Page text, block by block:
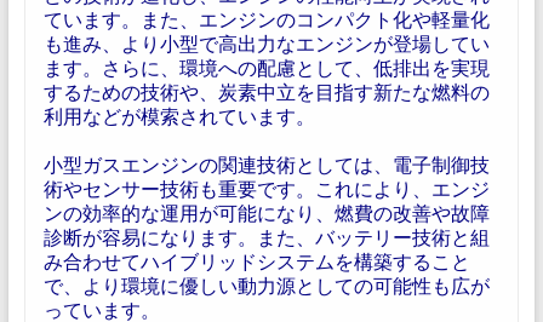
ています。また、エンジンのコンパクト化や軽量化
も進み、より小型で高出力なエンジンが登場してい
ます。さらに、環境への配慮として、低排出を実現
するための技術や、炭素中立を目指す新たな燃料の
利用などが模索されています。
小型ガスエンジンの関連技術としては、電子制御技
術やセンサー技術も重要です。これにより、エンジ
ンの効率的な運用が可能になり、燃費の改善や故障
診断が容易になります。また、バッテリー技術と組
み合わせてハイブリッドシステムを構築すること
で、より環境に優しい動力源としての可能性も広が
っています。